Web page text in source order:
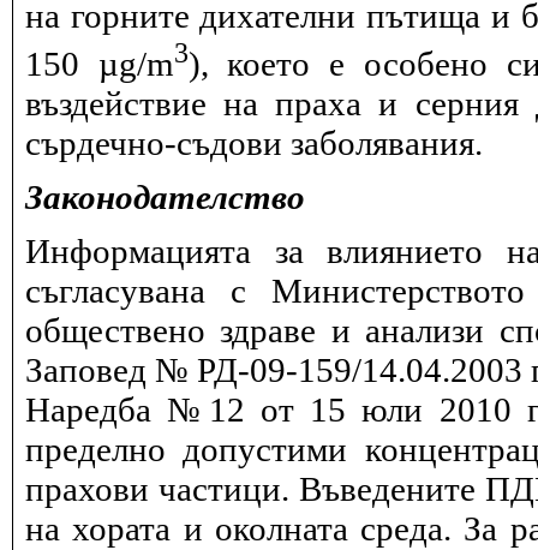
на горните дихателни пътища и
150 µg/m3), което е особено
въздействие на праха и
сърдечно-съдови заболявания.
Законодателство
Информацията за влиянието
съгласувана с
обществено здраве и анализи
Заповед № РД-09-159/14.04.2003
Наредба №12 от 15 юли 2010
пределно допустими
прахови частици. Въведените
на хората и околната среда. За